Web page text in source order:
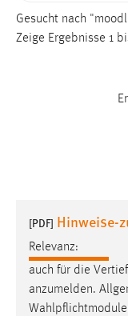
Gesucht nach
Zeige Ergebnisse 1
[PDF] Hinweise-
Relevanz:
auch für die
anzumelden.
cookie_consent
Dieser
Performance
Name: